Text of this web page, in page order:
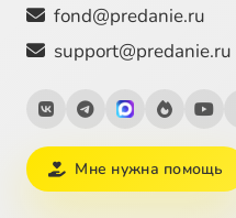
fond@predanie.ru
support@predanie.ru
Мне нужна помощь